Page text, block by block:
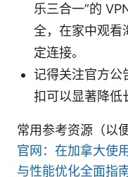
乐三合一”的
全，在家中观看
定连接。
记得关注官方公
扣可以显著降低
常用参考资源（以
官网：在加拿大使
与性能优化全面指